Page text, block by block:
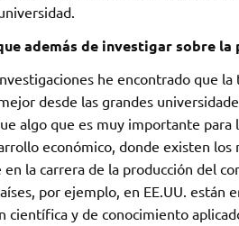
además de investigar sobre
he encontrado que
desde las grandes
algo que es muy importante
económico, donde existen
en la carrera de la producción del
por ejemplo, en EE.UU.
científica y de conocimiento